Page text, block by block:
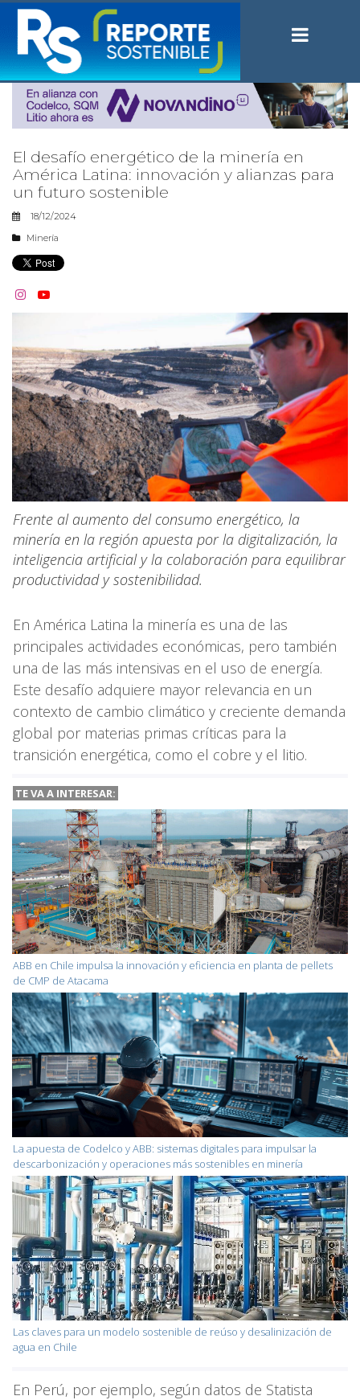
El desafío energético de la minería en
América Latina: innovación y alianzas para
un futuro sostenible
18/12/2024
Minería
 
Frente al aumento del consumo energético, la
minería en la región apuesta por la digitalización, la
inteligencia artificial y la colaboración para equilibrar
productividad y sostenibilidad.
En América Latina la minería es una de las
principales actividades económicas, pero también
una de las más intensivas en el uso de energía.
Este desafío adquiere mayor relevancia en un
contexto de cambio climático y creciente demanda
global por materias primas críticas para la
transición energética, como el cobre y el litio.
TE VA A INTERESAR:
ABB en Chile impulsa la innovación y eficiencia en planta de pellets
de CMP de Atacama
La apuesta de Codelco y ABB: sistemas digitales para impulsar la
descarbonización y operaciones más sostenibles en minería
Las claves para un modelo sostenible de reúso y desalinización de
agua en Chile
En Perú, por ejemplo, según datos de Statista